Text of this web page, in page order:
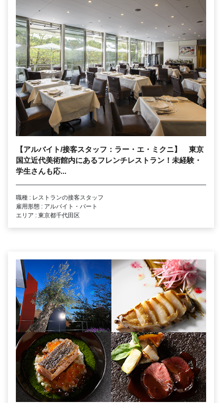
【アルバイト/接客スタッフ：ラー・エ・ミクニ】 東京
国立近代美術館内にあるフレンチレストラン！未経験・
学生さんも応...
職種 : レストランの接客スタッフ
雇用形態 : アルバイト・パート
エリア : 東京都千代田区